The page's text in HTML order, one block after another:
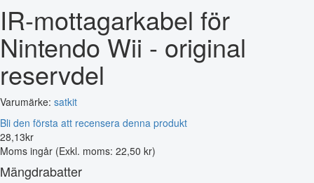
IR-mottagarkabel för
Nintendo Wii - original
reservdel
Varumärke: satkit
Bli den första att recensera denna produkt
28,13kr
Moms ingår (Exkl. moms: 22,50 kr)
Mängdrabatter